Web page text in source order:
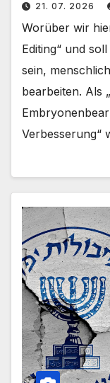
21. 07. 2026
Worüber wir
Editing“ und
sein,
bearbeiten. Als
Verbesserung“